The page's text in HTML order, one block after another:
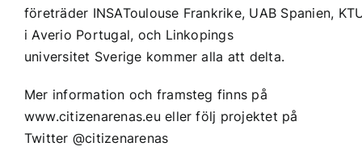
företräder INSAToulouse Frankrike, UAB Spanien,
i Averio Portugal, och Linkopings
universitet Sverige kommer alla att delta.
Mer information och framsteg finns på
www.citizenarenas.eu eller följ projektet på
Twitter @citizenarenas